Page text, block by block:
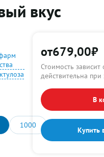
вкус
1000
от679,00₽
Стоимость зависит
действительна при
В
Купить